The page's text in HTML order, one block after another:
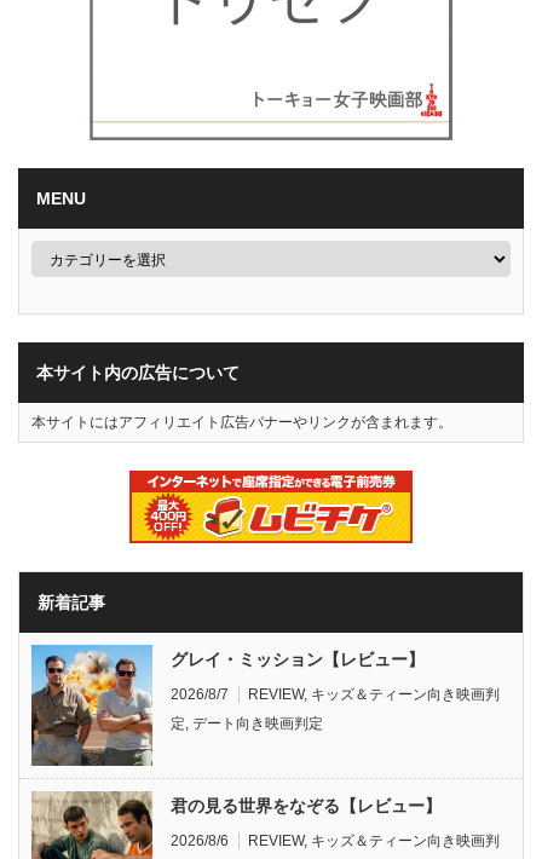
MENU
本サイト内の広告について
本サイトにはアフィリエイト広告バナーやリンクが含まれます。
新着記事
グレイ・ミッション【レビュー】
2026/8/7 REVIEW, キッズ＆ティーン向き映画判
定 デート向き映画判定
君の見る世界をなぞる【レビュー】
2026/8/6 REVIEW, キッズ＆ティーン向き映画判